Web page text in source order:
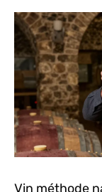
Vin méthode